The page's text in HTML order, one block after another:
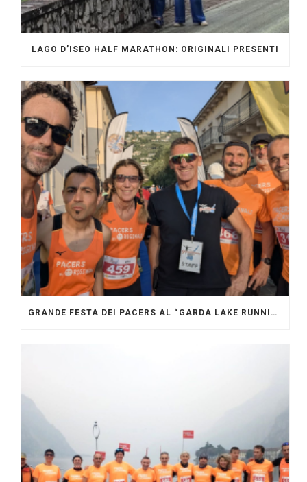
LAGO D’ISEO HALF MARATHON: ORIGINALI PRESENTI
GRANDE FESTA DEI PACERS AL “GARDA LAKE RUNNING FESTIVAL”